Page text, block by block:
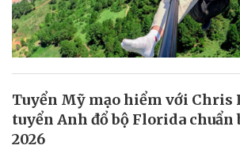
Tuyển Mỹ mạo hiểm với Chris
tuyển Anh đổ bộ Florida chuẩn
2026